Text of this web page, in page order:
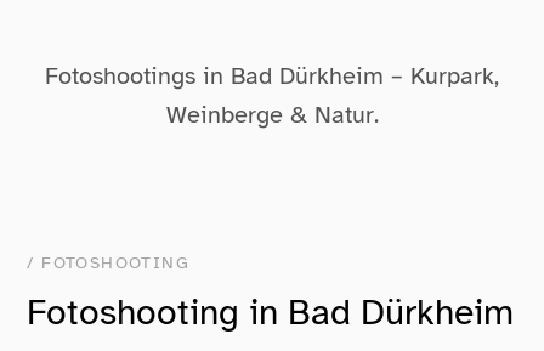
Fotoshootings in Bad Dürkheim – Kurpark,
Weinberge & Natur.
/ FOTOSHOOTING
Fotoshooting in Bad Dürkheim